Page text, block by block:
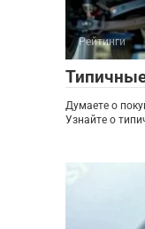
Рейтинги
Думаете о
Узнайте о